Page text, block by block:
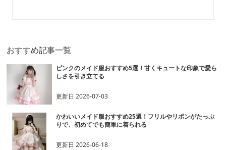
おすすめ記事一覧
ピンクのメイド服おすすめ5選！甘くキュートな印象で愛ら
しさを引き立てる
更新日2026-07-03
かわいいメイド服おすすめ25選！フリルやリボンがたっぷ
りで、初めてでも簡単に着られる
更新日2026-06-18